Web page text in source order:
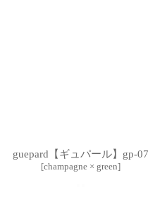
guepard【ギュパール】gp-07
[champagne × green]